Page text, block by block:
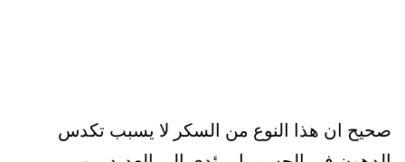
صحيح ان هذا النوع من السكر لا يسبب تكدس